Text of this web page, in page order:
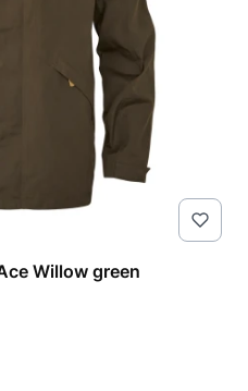
Willow green